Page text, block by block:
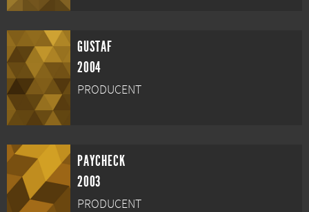
GUSTAF
2004
PRODUCENT
PAYCHECK
2003
PRODUCENT